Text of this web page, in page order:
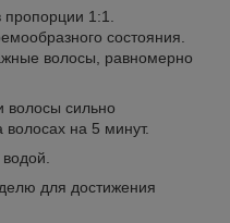
1:1.
состояния.
волосы, равномерно
волосы сильно
волосах на 5 минут.
для достижения